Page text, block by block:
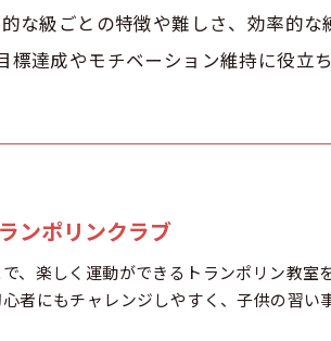
な級ごとの特徴や難しさ、効率的
標達成やモチベーション維持に役
ンポリンクラブ
、楽しく運動ができるトランポリン教
者にもチャレンジしやすく、子供の習い